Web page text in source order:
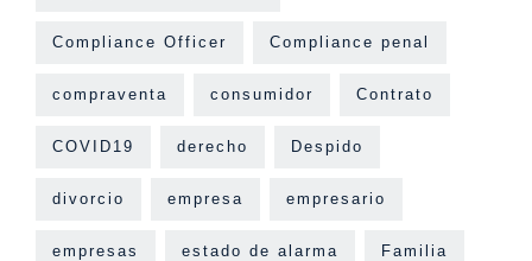
Compliance Officer Compliance penal
compraventa consumidor Contrato
COVID19 derecho Despido
divorcio empresa empresario
empresas estado de alarma Familia